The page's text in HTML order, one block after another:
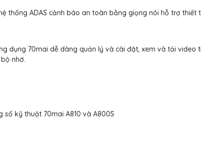
thống ADAS cảnh báo an toàn bằng giọng nói hỗ trợ thiết
dụng 70mai dễ dàng quản lý và cài đặt, xem và tải video
nhớ.
số kỹ thuật 70mai A810 và A800S